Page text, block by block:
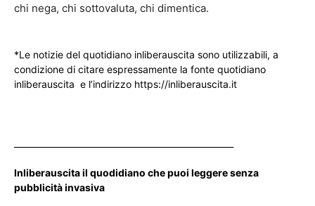
chi nega, chi sottovaluta, chi dimentica.
*Le notizie del quotidiano inliberauscita sono utilizzabili, a
condizione di citare espressamente la fonte quotidiano
inliberauscita e l’indirizzo https://inliberauscita.it
Inliberauscita il quodidiano che puoi leggere senza
pubblicità invasiva